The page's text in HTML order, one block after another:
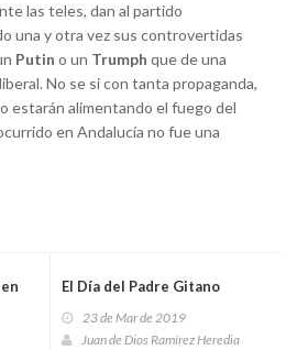
las teles, dan al partido
una y otra vez sus controvertidas
Putin o un Trumph que de una
No se si con tanta propaganda,
estarán alimentando el fuego del
en Andalucía no fue una
El Día del Padre Gitano
23 de Mar de 2019
Juan de Dios Ramírez Heredia